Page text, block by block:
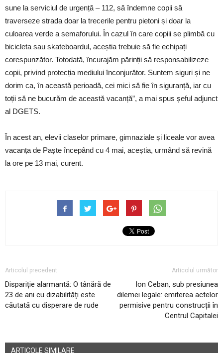
sune la serviciul de urgență – 112, să îndemne copii să
traverseze strada doar la trecerile pentru pietoni și doar la
culoarea verde a semaforului. În cazul în care copiii se plimbă cu
bicicleta sau skateboardul, aceștia trebuie să fie echipați
corespunzător. Totodată, încurajăm părinții să responsabilizeze
copii, privind protecția mediului înconjurător. Suntem siguri și ne
dorim ca, în această perioadă, cei mici să fie în siguranță, iar cu
toții să ne bucurăm de această vacanță”, a mai spus șeful adjunct
al DGETS.
În acest an, elevii claselor primare, gimnaziale și liceale vor avea
vacanța de Paște începând cu 4 mai, aceștia, urmând să revină
la ore pe 13 mai, curent.
Articolul precedent
Dispariție alarmantă: O tânără de
23 de ani cu dizabilități este
căutată cu disperare de rude
Articolul următor
Ion Ceban, sub presiunea
dilemei legale: emiterea actelor
permisive pentru construcții în
Centrul Capitalei
ARTICOLE SIMILARE